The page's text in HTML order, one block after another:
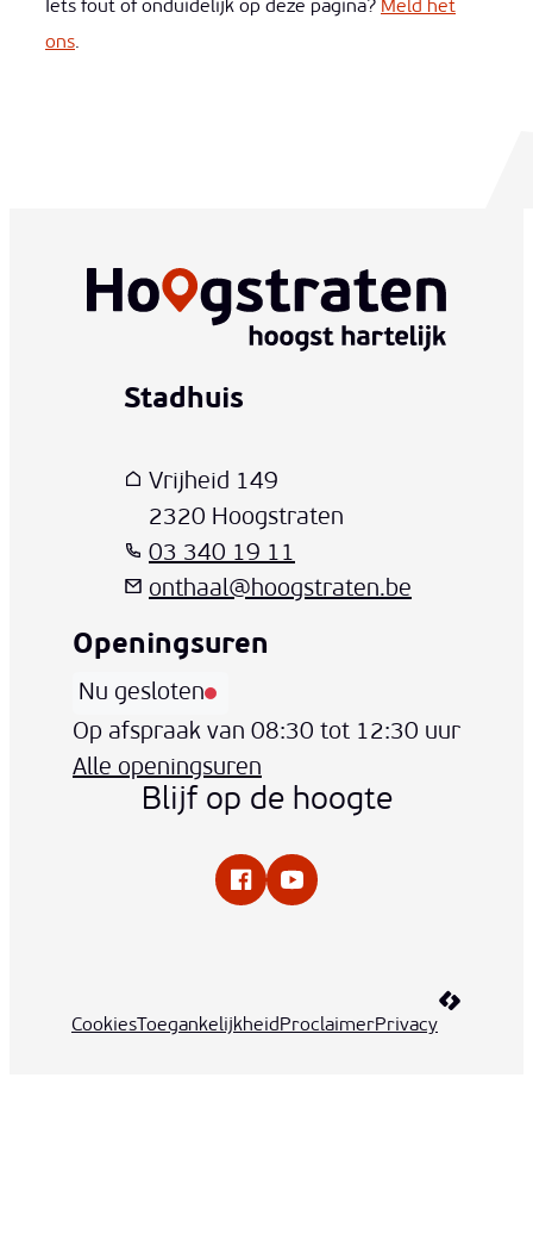
Iets fout of onduidelijk op deze pagina? Meld het
ons.
www-contact-text-name
Stadhuis
Adres
Vrijheid 149
,2320 Hoogstraten
03 340 19 11
E-mail
onthaal@hoogstraten.be
Openingsuren
Vandaag
Nu gesloten
Op afspraak van 08:30 tot 12:30 uur
Alle openingsuren
Blijf op de hoogte
FacebookYouTube
Cookies ToegankelijkheidProclaimerPrivacy
LCP nv